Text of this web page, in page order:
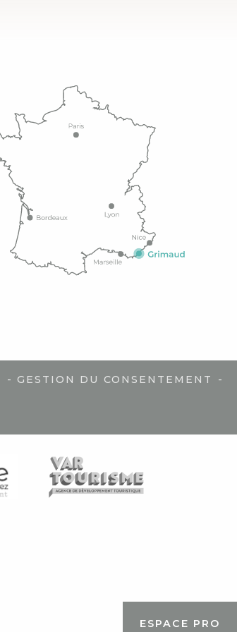
- GESTION DU CONSENTEMENT -
ESPACE PRO